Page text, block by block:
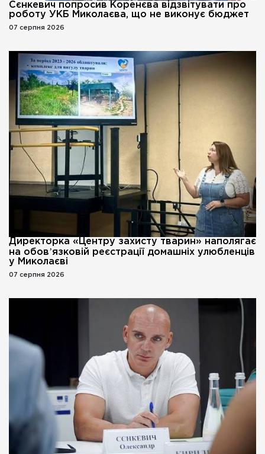
Сєнкевич попросив Коренєва відзвітувати про
роботу УКБ Миколаєва, що не виконує бюджет
07 серпня 2026
Директорка «Центру захисту тварин» наполягає
на обовʼязковій реєстрації домашніх улюбленців
у Миколаєві
07 серпня 2026